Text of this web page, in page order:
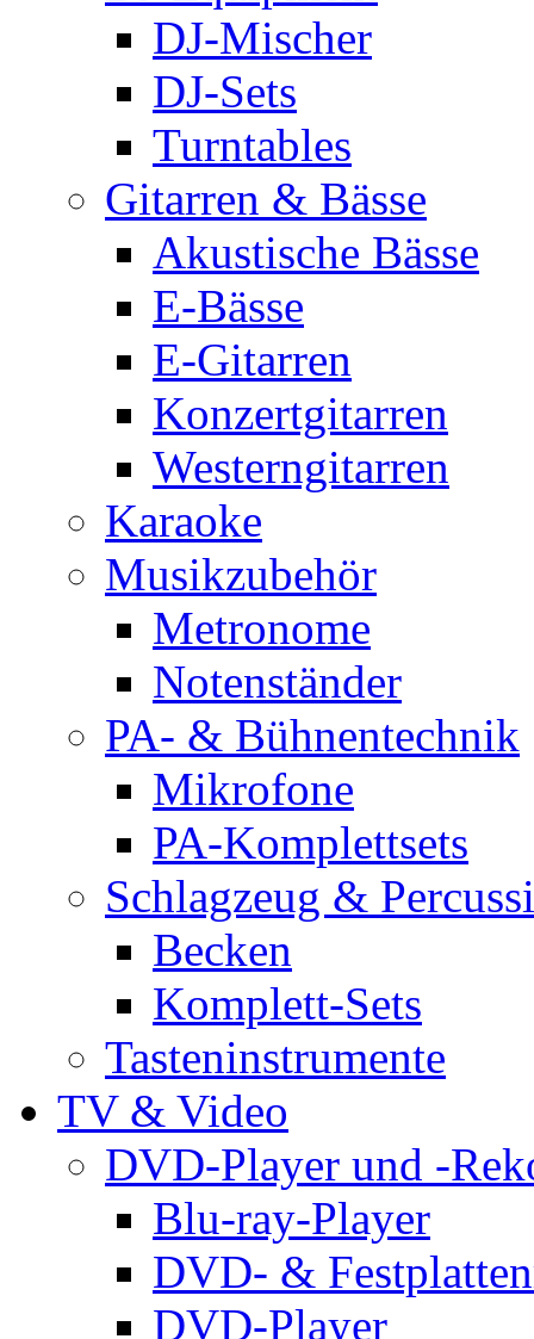
DJ-Mischer
DJ-Sets
Turntables
Gitarren & Bässe
Akustische Bässe
E-Bässe
E-Gitarren
Konzertgitarren
Westerngitarren
Karaoke
Musikzubehör
Metronome
Notenständer
PA- & Bühnentechnik
Mikrofone
PA-Komplettsets
Schlagzeug &
Becken
Komplett-Sets
Tasteninstrumente
TV & Video
DVD-Player und -
Blu-ray-Player
DVD- &
DVD-Player